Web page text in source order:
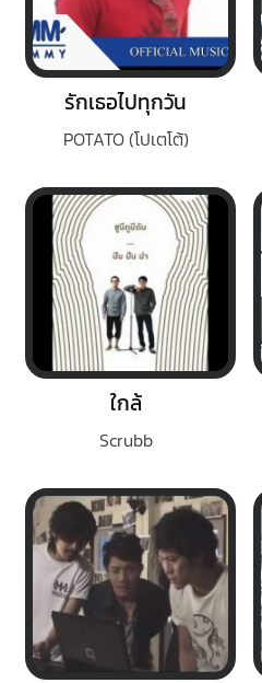
รักเธอไปทุกวัน
POTATO (โปเตโต้)
ใกล้
Scrubb